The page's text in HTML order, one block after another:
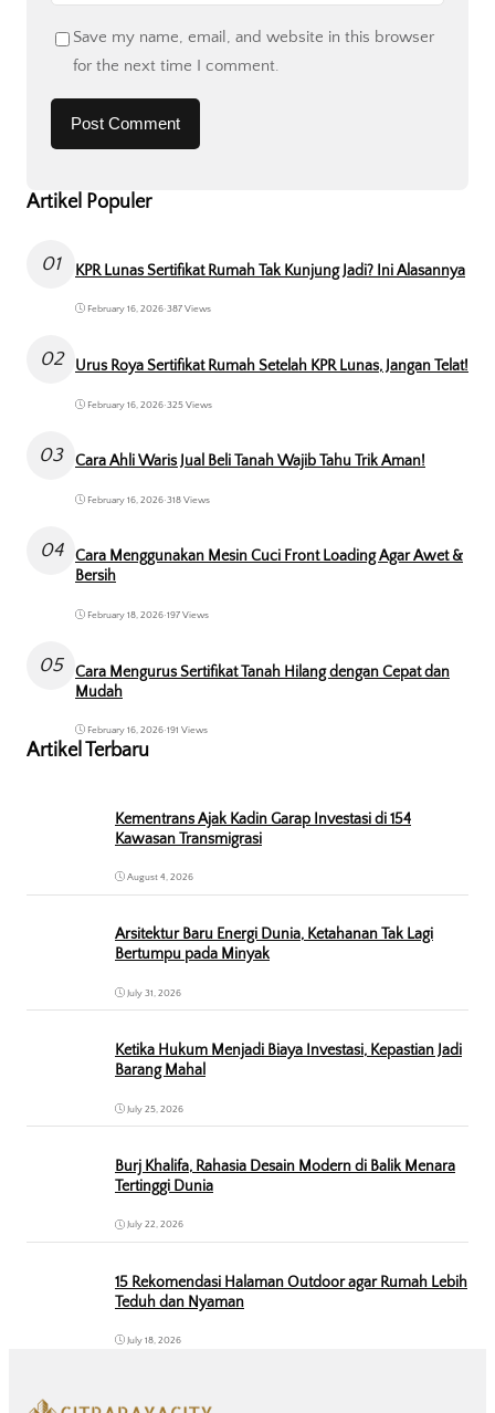
Save my name, email, and website in this browser
for the next time I comment.
Artikel Populer
01 KPR Lunas Sertifikat Rumah Tak Kunjung Jadi? Ini Alasannya
February 16, 2026•387 Views
02 Urus Roya Sertifikat Rumah Setelah KPR Lunas, Jangan Telat!
February 16, 2026• 325 Views
03 Cara Ahli Waris Jual Beli Tanah Wajib Tahu Trik Aman!
February 16, 2026• 318 Views
04
Cara Menggunakan Mesin Cuci Front Loading Agar Awet &
Bersih
February 18, 2026•197 Views
05
Cara Mengurus Sertifikat Tanah Hilang dengan Cepat dan
Mudah
February 16, 2026•191 Views
Artikel Terbaru
Kementrans Ajak Kadin Garap Investasi di 154
Kawasan Transmigrasi
August 4, 2026
Arsitektur Baru Energi Dunia, Ketahanan Tak Lagi
Bertumpu pada Minyak
July 31, 2026
Ketika Hukum Menjadi Biaya Investasi, Kepastian Jadi
Barang Mahal
July 25, 2026
Burj Khalifa, Rahasia Desain Modern di Balik Menara
Tertinggi Dunia
July 22, 2026
15 Rekomendasi Halaman Outdoor agar Rumah Lebih
Teduh dan Nyaman
July 18, 2026